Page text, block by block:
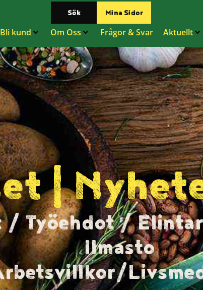
Sök Mina Sidor
Bli kund Om Oss Frågor & Svar Aktuellt
|
/ Työehdot /
Ilmasto